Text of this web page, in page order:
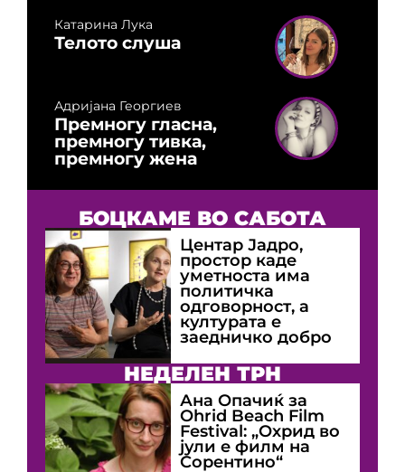
Катарина Лука
Телото слуша
Адријана Георгиев
Премногу гласна,
премногу тивка,
премногу жена
БОЦКАМЕ ВО САБОТА
Центар Јадро,
простор каде
уметноста има
политичка
одговорност, а
културата е
заедничко добро
НЕДЕЛЕН ТРН
Ана Опачиќ за
Оhrid Beach Film
Festival: „Охрид во
јули е филм на
Сорентино“